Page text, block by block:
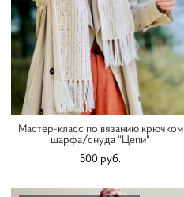
Мастер-класс по вязанию крючком
шарфа/снуда "Цепи"
500 pуб.